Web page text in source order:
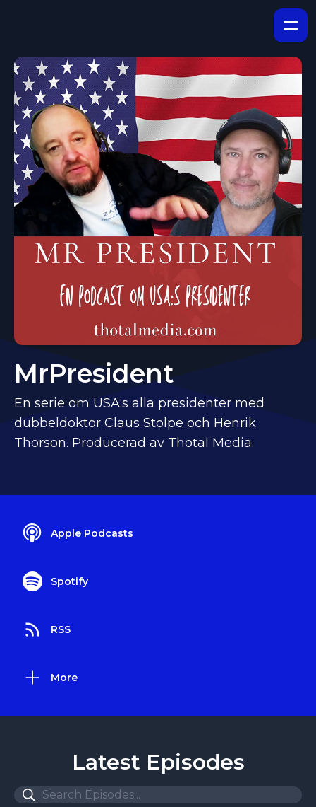
MrPresident
En serie om USA:s alla presidenter med
dubbeldoktor Claus Stolpe och Henrik
Thorson. Producerad av Thotal Media.
Apple Podcasts
Spotify
RSS
More
Latest Episodes